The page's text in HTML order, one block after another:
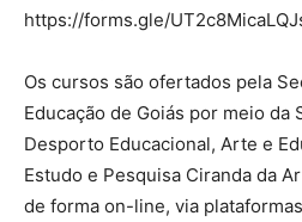
https://forms.gle/
Os cursos são ofertados pela
Educação de Goiás por meio da
Desporto Educacional, Arte e
Estudo e Pesquisa Ciranda da
de forma on-line, via